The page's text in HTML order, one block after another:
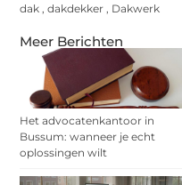
Meer Berichten
Het advocatenkantoor in
Bussum: wanneer je echt
oplossingen wilt
dak ,dakdekker Dakwerk